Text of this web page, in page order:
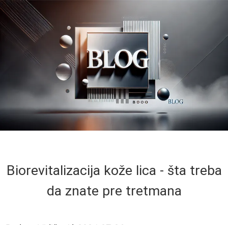
Biorevitalizacija kože lica - šta treba
da znate pre tretmana